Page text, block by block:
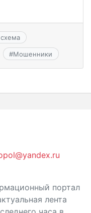
#Мошенники
портал
лента